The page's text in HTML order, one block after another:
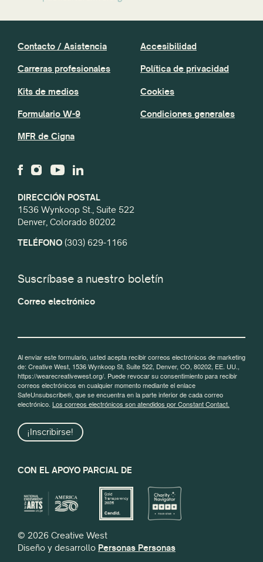
DIRECCIÓN POSTAL
1536 Wynkoop St., Suite 522
Denver, Colorado 80202
TELÉFONO (303) 629-1166
Contacto / Asistencia
Carreras profesionales
Kits de medios
Formulario W-9
MFR de Cigna
Accesibilidad
Política de privacidad
Cookies
Condiciones generales
Suscríbase a nuestro boletín
Correo electrónico
Al enviar este formulario, usted acepta recibir correos electrónicos de marketing
de: Creative West, 1536 Wynkoop St, Suite 522, Denver, CO, 80202, EE. UU.,
https://wearecreativewest.org/. Puede revocar su consentimiento para recibir
correos electrónicos en cualquier momento mediante el enlace
SafeUnsubscribe®, que se encuentra en la parte inferior de cada correo
electrónico. Los correos electrónicos son atendidos por Constant Contact.
¡Inscribirse!
CON EL APOYO PARCIAL DE
© 2026 Creative West
Diseño y desarrollo Personas Personas